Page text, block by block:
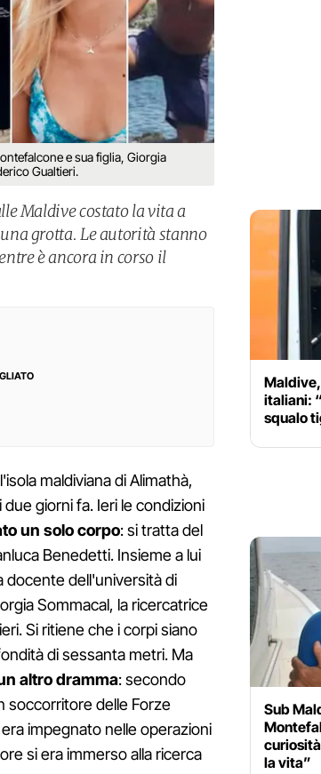
e sua figlia, Giorgia
Gualtieri.
Maldive costato la vita a
grotta. Le autorità stanno
è ancora in corso il
maldiviana di Alimathà,
due giorni fa. Ieri le condizioni
un solo corpo: si tratta del
Benedetti. Insieme a lui
docente dell'università di
Sommacal, la ricercatrice
Si ritiene che i corpi siano
di sessanta metri. Ma
altro dramma: secondo
soccorritore delle Forze
impegnato nelle operazioni
si era immerso alla ricerca
italiani:
squalo
Sub
la vita”